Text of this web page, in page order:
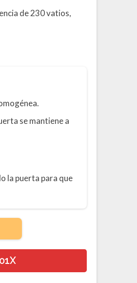
de 230 vatios,
se mantiene a
la puerta para que